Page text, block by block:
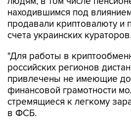
находившимся под
продавали криптовалюту и
счета украинских
"Для работы в
российских регионов
привлечены не имеющие
финансовой грамотности
стремящиеся к легкому
в ФСБ.